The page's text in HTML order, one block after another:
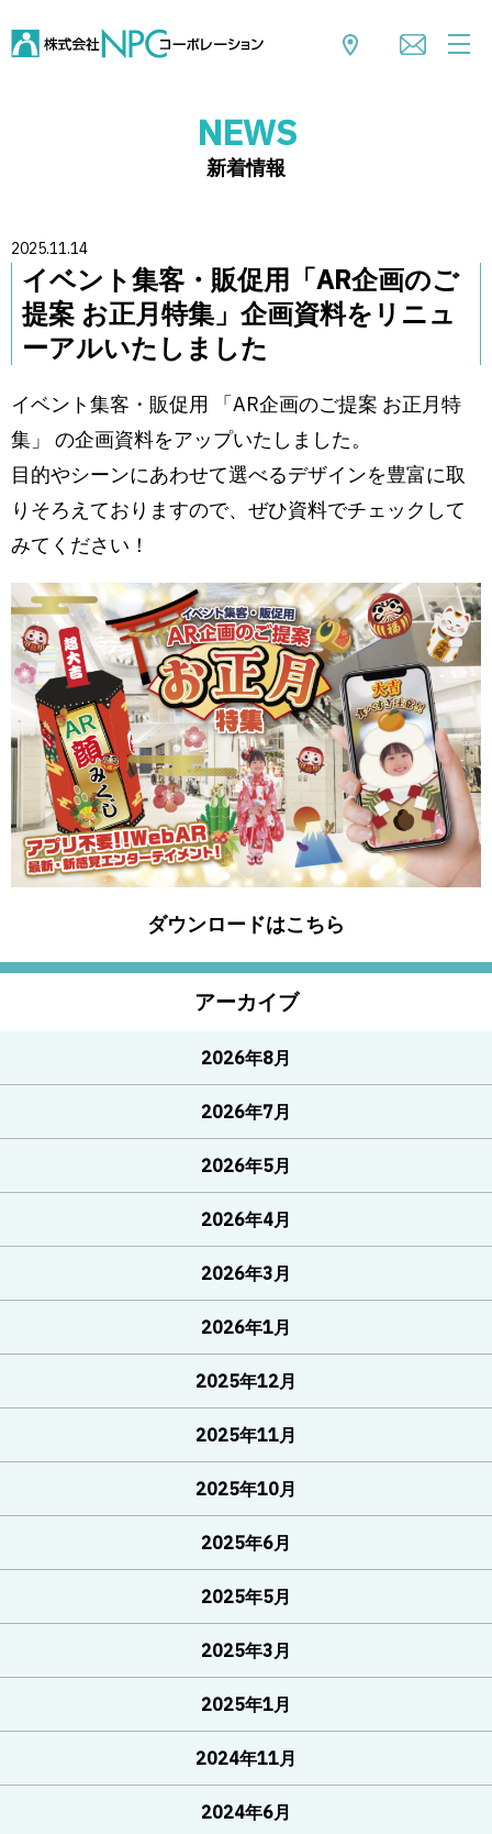
NEWS
新着情報
2025.11.14
イベント集客・販促用「AR企画のご
提案 お正月特集」企画資料をリニュ
ーアルいたしました
イベント集客・販促用 「AR企画のご提案 お正月特
集」 の企画資料をアップいたしました。
目的やシーンにあわせて選べるデザインを豊富に取
りそろえておりますので、ぜひ資料でチェックして
みてください！
ダウンロードはこちら
アーカイブ
2026年8月
2026年7月
2026年5月
2026年4月
2026年3月
2026年1月
2025年12月
2025年11月
2025年10月
2025年6月
2025年5月
2025年3月
2025年1月
2024年11月
2024年6月